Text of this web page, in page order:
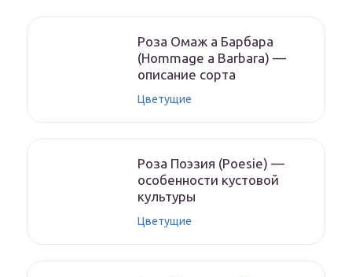
Роза Омаж а Барбара
(Hommage a Barbara) —
описание сорта
Цветущие
Роза Поэзия (Poesie) —
особенности кустовой
культуры
Цветущие